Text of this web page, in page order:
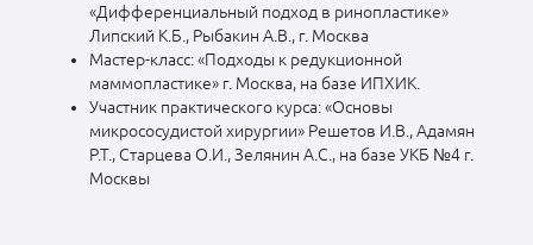
«Дифференциальный подход в ринопластике»
Липский К.Б., Рыбакин А.В., г. Москва
Мастер-класс: «Подходы к редукционной
маммопластике» г. Москва, на базе ИПХИК.
Участник практического курса: «Основы
микрососудистой хирургии» Решетов И.В., Адамян
Р.Т., Старцева О.И., Зелянин А.С., на базе УКБ №4 г.
Москвы